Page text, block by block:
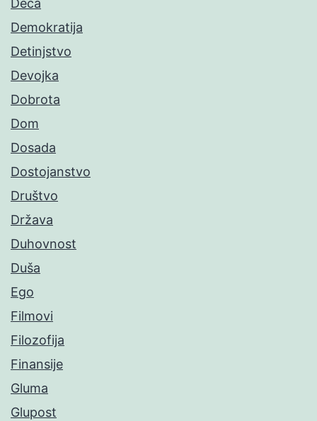
Deca
Demokratija
Detinjstvo
Devojka
Dobrota
Dom
Dosada
Dostojanstvo
Društvo
Država
Duhovnost
Duša
Ego
Filmovi
Filozofija
Finansije
Gluma
Glupost